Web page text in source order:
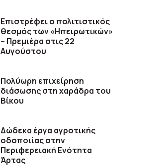
Επιστρέφει ο πολιτιστικός
θεσμός των «Ηπειρωτικών»
– Πρεμιέρα στις 22
Αυγούστου
Πολύωρη επιχείρηση
διάσωσης στη χαράδρα του
Βίκου
Δώδεκα έργα αγροτικής
οδοποιίας στην
Περιφερειακή Ενότητα
Άρτας